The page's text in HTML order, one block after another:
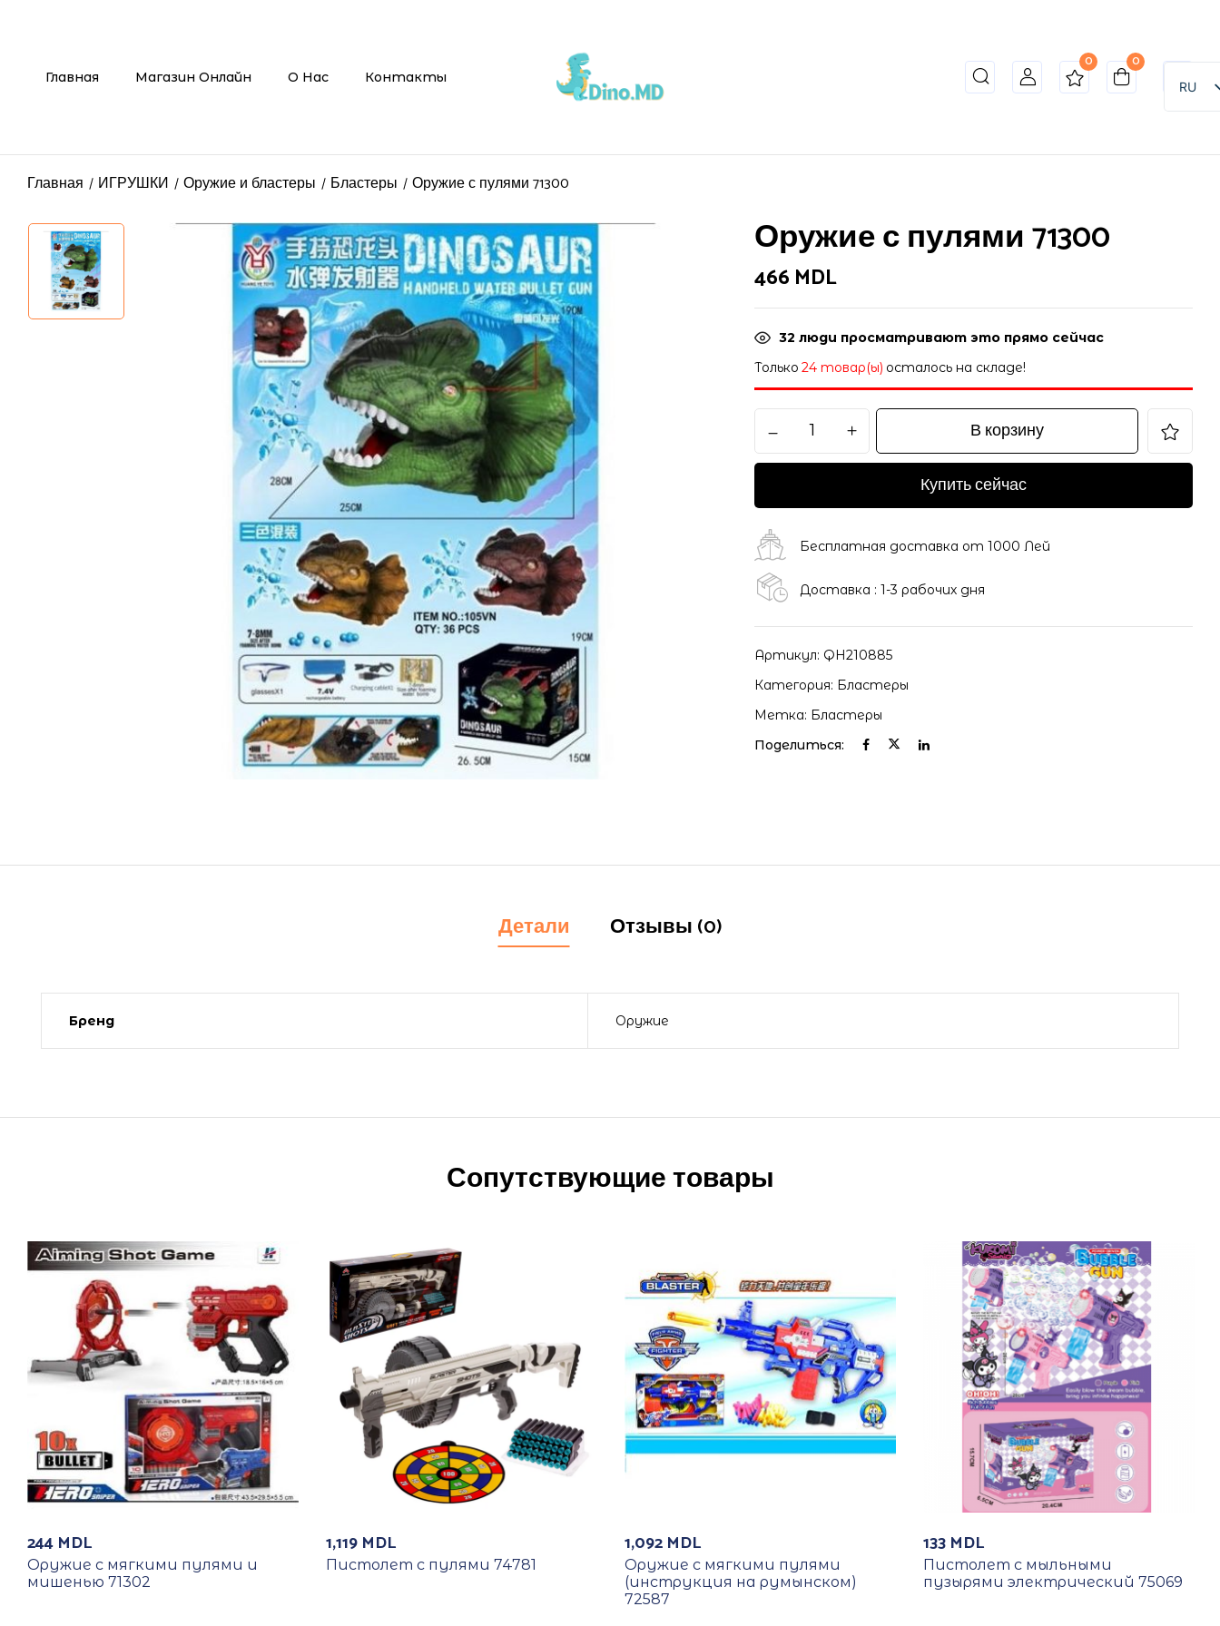
Главная Магазин Онлайн О Нас Контакты
0 0
RU
Главная ИГРУШКИ Оружие и бластеры Бластеры Оружие с пулями 71300
Оружие с пулями 71300
466 MDL
32 люди просматривают это прямо сейчас
Только 24 товар(ы) осталось на складе!
В корзину
Купить сейчас
Бесплатная доставка от 1000 Лей
Доставка : 1-3 рабочих дня
Артикул: QH210885
Категория: Бластеры
Метка: Бластеры
Поделиться:
Детали Отзывы (0)
Бренд Оружие
Сопутствующие товары
244 MDL
Оружие с мягкими пулями и
мишенью 71302
1,119 MDL
Пистолет с пулями 74781
1,092 MDL
Оружие с мягкими пулями
(инструкция на румынском)
72587
133 MDL
Пистолет с мыльными
пузырями электрический 75069